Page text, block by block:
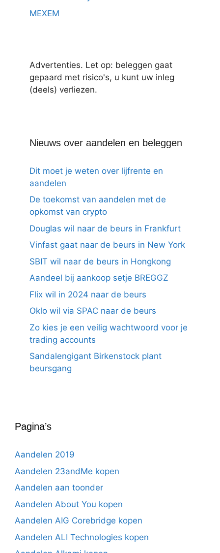
MEXEM
Advertenties. Let op: beleggen gaat
gepaard met risico's, u kunt uw inleg
(deels) verliezen.
Nieuws over aandelen en beleggen
Dit moet je weten over lijfrente en
aandelen
De toekomst van aandelen met de
opkomst van crypto
Douglas wil naar de beurs in Frankfurt
Vinfast gaat naar de beurs in New York
SBIT wil naar de beurs in Hongkong
Aandeel bij aankoop setje BREGGZ
Flix wil in 2024 naar de beurs
Oklo wil via SPAC naar de beurs
Zo kies je een veilig wachtwoord voor je
trading accounts
Sandalengigant Birkenstock plant
beursgang
Pagina’s
Aandelen 2019
Aandelen 23andMe kopen
Aandelen aan toonder
Aandelen About You kopen
Aandelen AIG Corebridge kopen
Aandelen ALI Technologies kopen